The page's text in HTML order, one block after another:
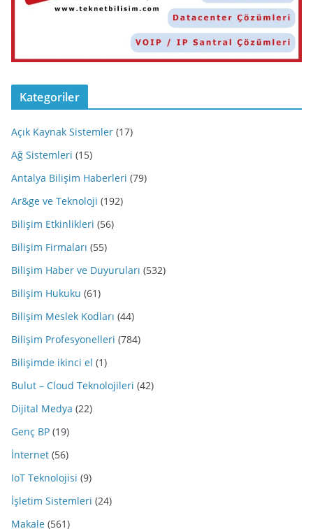
Kategoriler
Açık Kaynak Sistemler (17)
Ağ Sistemleri (15)
Antalya Bilişim Haberleri (79)
Ar&ge ve Teknoloji (192)
Bilişim Etkinlikleri (56)
Bilişim Firmaları (55)
Bilişim Haber ve Duyuruları (532)
Bilişim Hukuku (61)
Bilişim Meslek Kodları (44)
Bilişim Profesyonelleri (784)
Bilişimde ikinci el (1)
Bulut – Cloud Teknolojileri (42)
Dijital Medya (22)
Genç BP (19)
İnternet (56)
IoT Teknolojisi (9)
İşletim Sistemleri (24)
Makale (561)